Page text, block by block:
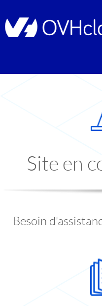
Site en
Besoin